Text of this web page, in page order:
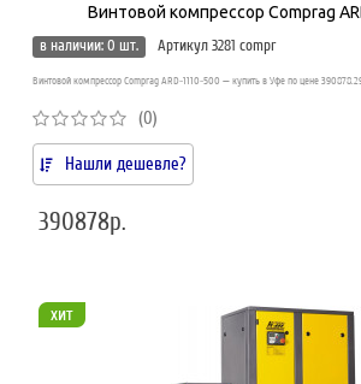
Винтовой компрессор Comprag
в наличии: 0 шт.
Артикул 3281 compr
Винтовой компрессор Comprag ARD-1110-500 — купить в Уфе по цене
(0)
Нашли дешевле?
390878р.
хит